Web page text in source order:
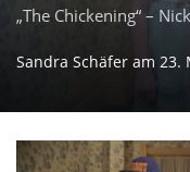
„The Chickening“ –
Sandra Schäfer am 23.